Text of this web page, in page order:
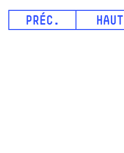
PRÉC. HAUT